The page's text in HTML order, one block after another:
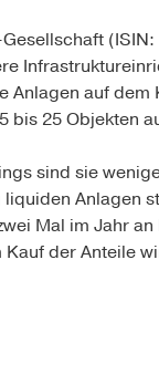
(ISIN:
auf
bis 25 Objekten
sind sie
Anlagen
Mal im Jahr
der Anteile